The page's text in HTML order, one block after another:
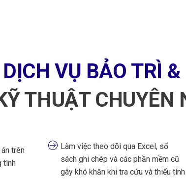
VỤ BẢO TRÌ &
THUẬT CHUYÊN
trên
tình
Làm việc theo dõi qua Excel, sổ
sách ghi chép và các phần mềm cũ
gây khó khăn khi tra cứu và thiếu tính